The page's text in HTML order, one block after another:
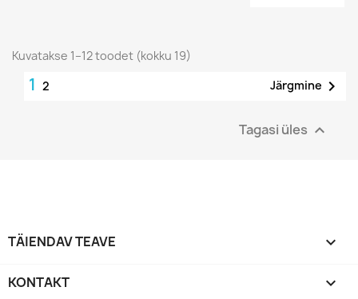
Kuvatakse 1–12 toodet (kokku 19)
1 2 Järgmine 
Tagasi üles 
TÄIENDAV TEAVE 
KONTAKT keyboard_arrow_down